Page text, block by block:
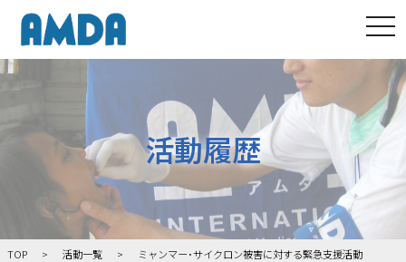
活動履歴
TOP 活動一覧 ミャンマー･サイクロン被害に対する緊急支援活動